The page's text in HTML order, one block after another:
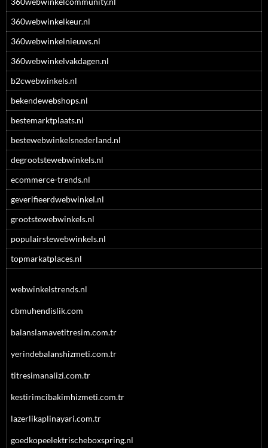
360webwinkelkeur.nl
360webwinkelnieuws.nl
360webwinkelvakdagen.nl
b2cwebwinkels.nl
bekendewebshops.nl
bestemarktplaats.nl
bestewebwinkelsnederland.nl
degrootstewebwinkels.nl
ecommerce-trends.nl
geverifieerdwebwinkel.nl
grootstewebwinkels.nl
populairstewebwinkels.nl
topmarkatplaces.nl
webwinkelstrends.nl
cbmuhendislik.com
balanslamavetitresim.com.tr
yerindebalanshizmeti.com.tr
titresimanalizi.com.tr
kestirimcibakimhizmeti.com.tr
lazerlikaplinayari.com.tr
goedkopeelektrischeboxspring.nl